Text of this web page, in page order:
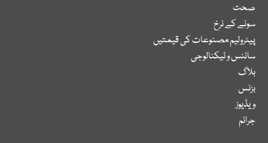
صحت
سونے کے نرخ
پیٹرولیم مصنوعات کی قیمتیں
سائنس و ٹیکنالوجی
بلاگ
بزنس
ویڈیوز
جرائم